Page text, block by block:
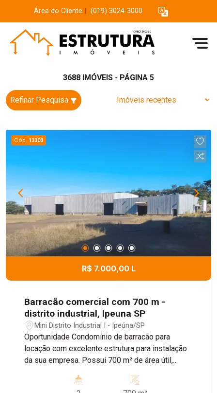
Área do Cliente (019) 3024-3000
3688 IMÓVEIS - PÁGINA 5
Refinar Pesquisa
Cód. 13303
R$ 7.000,00 L
Barracão comercial com 700 m -
distrito industrial, Ipeuna SP
Mini Distrito Industrial I - Ipeúna/SP
Oportunidade Condomínio de barracão para
locação com excelente estrutura para instalação
da sua empresa. Possui 700 m² de área útil,
operações de carga e descarga, além de espaço